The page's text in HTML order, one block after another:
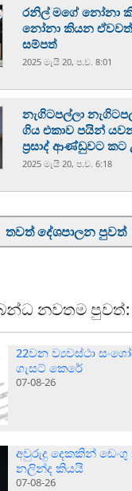
රනිල් මගේ නෝනා
නෝනා කියන ඒවවත්
සම්පත්
2025 මැයි 20, ප.ව. 8:01
නැගිටපල්ලා
ගිය එකාව පයින්
ප්‍රසාද් ආණ්ඩුවට
2025 මැයි 20, ප.ව. 6:18
තවත් දේශපාලන පුවත්
නවතම පුවත්:
22වන ව්‍යවස්ථා
ගැසට් කෙරේ
07-08-26
අවුරුදු දෙකකින්
නලින්ද කියයි
07-08-26